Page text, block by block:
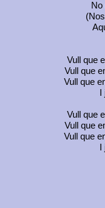
Vull que
Vull que
Vull que
Vull que
Vull que
Vull que